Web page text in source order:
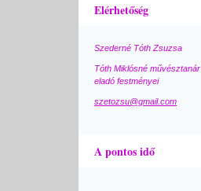
Elérhetőség
Szederné Tóth Zsuzsa
Tóth Miklósné művésztanár
eladó festményei
szetozsu@gmail.com
A pontos idő